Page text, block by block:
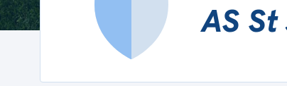
AS